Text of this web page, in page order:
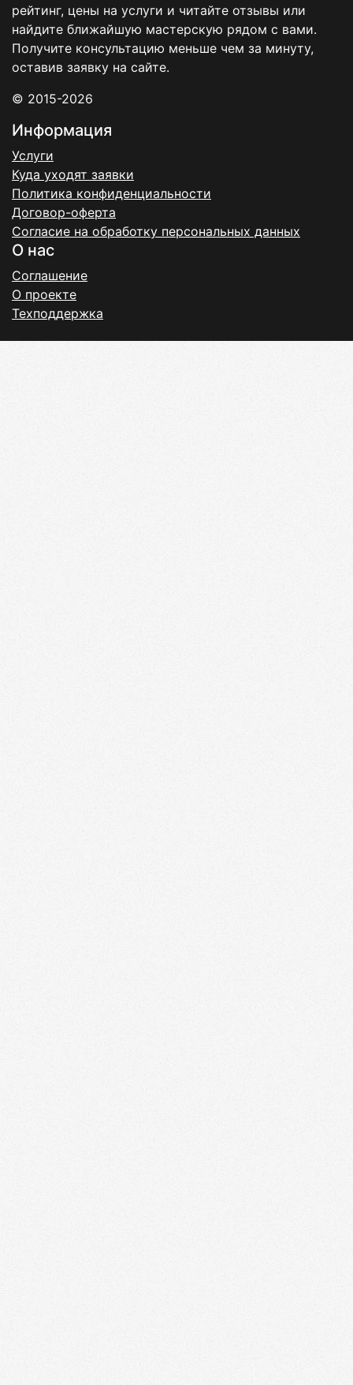
рейтинг, цены на услуги и читайте отзывы или
найдите ближайшую мастерскую рядом с вами.
Получите консультацию меньше чем за минуту,
оставив заявку на сайте.
© 2015-2026
Информация
Услуги
Куда уходят заявки
Политика конфиденциальности
Договор-оферта
Согласие на обработку персональных данных
О нас
Соглашение
О проекте
Техподдержка